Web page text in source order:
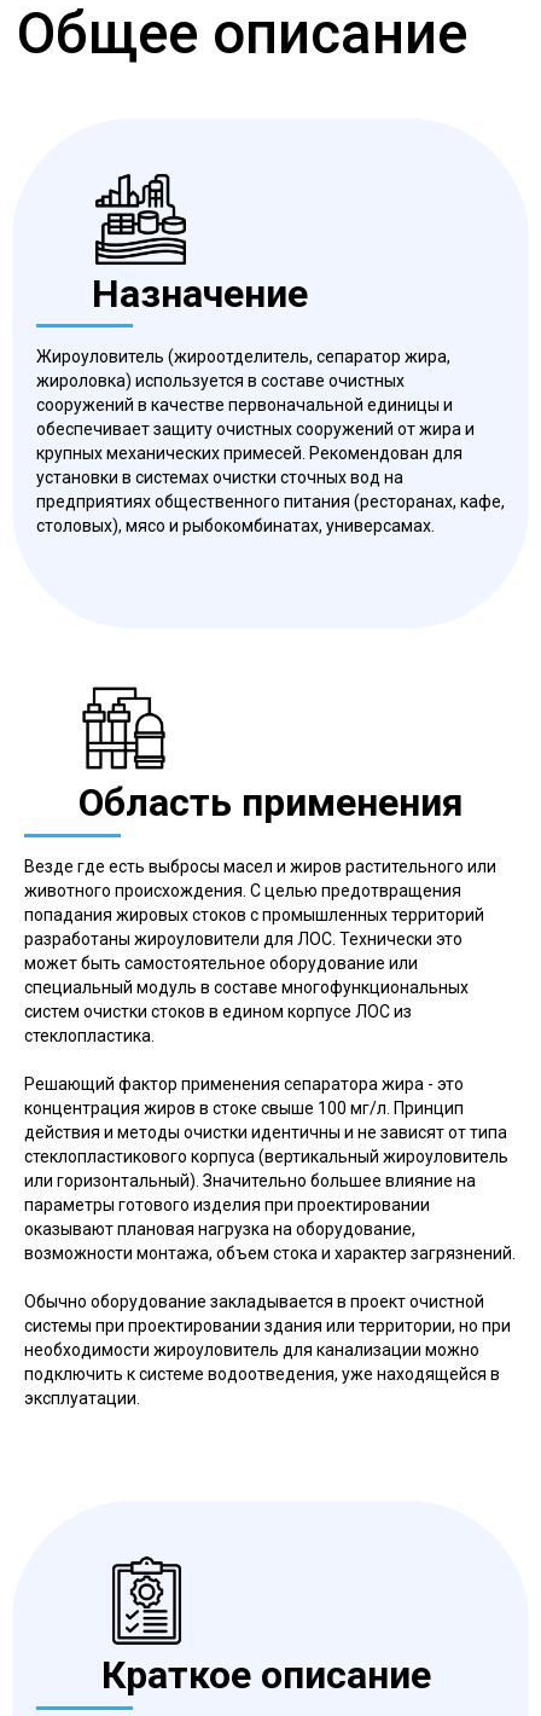
Назначение
Жироуловитель (жироотделитель, сепаратор жира,
жироловка) используется в составе очистных
сооружений в качестве первоначальной единицы и
обеспечивает защиту очистных сооружений от жира и
крупных механических примесей. Рекомендован для
установки в системах очистки сточных вод на
предприятиях общественного питания (ресторанах, кафе,
столовых), мясо и рыбокомбинатах, универсамах.
Область применения
Везде где есть выбросы масел и жиров растительного или
животного происхождения. С целью предотвращения
попадания жировых стоков с промышленных территорий
разработаны жироуловители для ЛОС. Технически это
может быть самостоятельное оборудование или
специальный модуль в составе многофункциональных
систем очистки стоков в едином корпусе ЛОС из
стеклопластика.
Решающий фактор применения сепаратора жира - это
концентрация жиров в стоке свыше 100 мг/л. Принцип
действия и методы очистки идентичны и не зависят от типа
стеклопластикового корпуса (вертикальный жироуловитель
или горизонтальный). Значительно большее влияние на
параметры готового изделия при проектировании
оказывают плановая нагрузка на оборудование,
возможности монтажа, объем стока и характер загрязнений.
Обычно оборудование закладывается в проект очистной
системы при проектировании здания или территории, но при
необходимости жироуловитель для канализации можно
подключить к системе водоотведения, уже находящейся в
эксплуатации.
Краткое описание